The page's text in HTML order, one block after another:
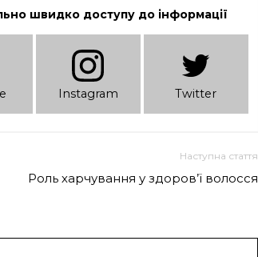
швидко доступу до інформації
Instagram Twitter
Наступна стаття
Роль харчування у здоров’ї волосся